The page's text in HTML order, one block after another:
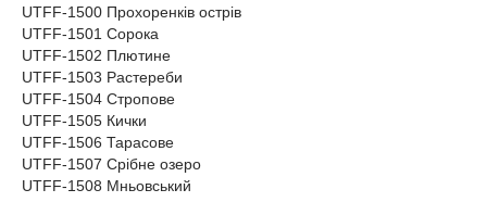
UTFF-1500 Прохоренків острів
UTFF-1501 Сорока
UTFF-1502 Плютине
UTFF-1503 Растереби
UTFF-1504 Стропове
UTFF-1505 Кички
UTFF-1506 Тарасове
UTFF-1507 Срібне озеро
UTFF-1508 Мньовський